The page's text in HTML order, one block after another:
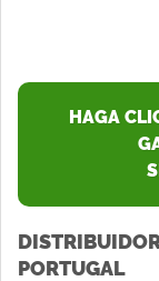
HAGA
PORTUGAL